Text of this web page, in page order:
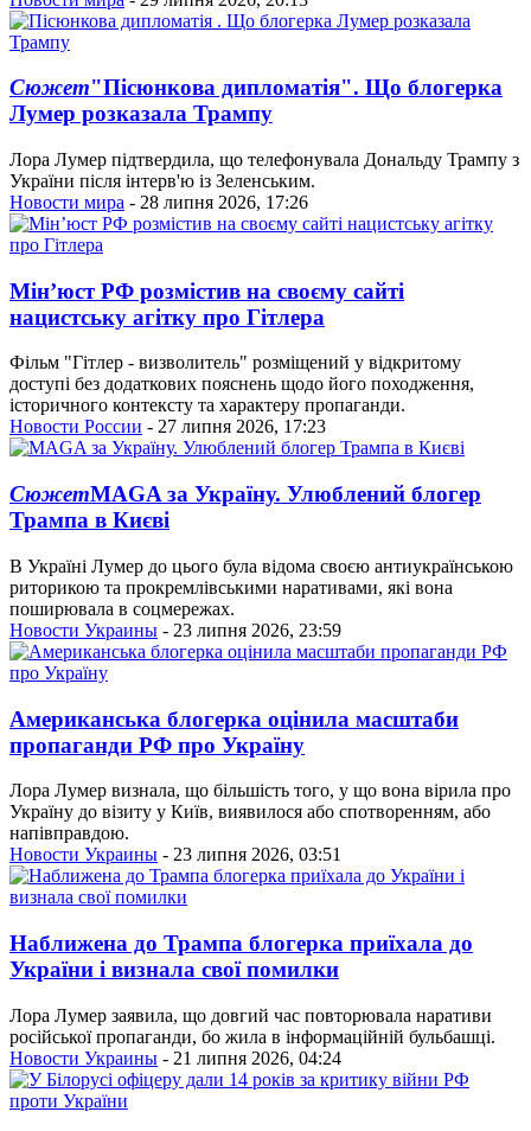
Сюжет"Пісюнкова дипломатія". Що блогерка
Лумер розказала Трампу
Лора Лумер підтвердила, що телефонувала Дональду Трампу з
України після інтерв'ю із Зеленським.
Новости мира - 28 липня 2026, 17:26
Мін’юст РФ розмістив на своєму сайті
нацистську агітку про Гітлера
Фільм "Гітлер - визволитель" розміщений у відкритому
доступі без додаткових пояснень щодо його походження,
історичного контексту та характеру пропаганди.
Новости России - 27 липня 2026, 17:23
СюжетMAGA за Україну. Улюблений блогер
Трампа в Києві
В Україні Лумер до цього була відома своєю антиукраїнською
риторикою та прокремлівськими наративами, які вона
поширювала в соцмережах.
Новости Украины - 23 липня 2026, 23:59
Американська блогерка оцінила масштаби
пропаганди РФ про Україну
Лора Лумер визнала, що більшість того, у що вона вірила про
Україну до візиту у Київ, виявилося або спотворенням, або
напівправдою.
Новости Украины - 23 липня 2026, 03:51
Наближена до Трампа блогерка приїхала до
України і визнала свої помилки
Лора Лумер заявила, що довгий час повторювала наративи
російської пропаганди, бо жила в інформаційній бульбашці.
Новости Украины - 21 липня 2026, 04:24